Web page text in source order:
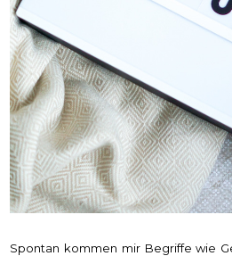
Spontan kommen mir Begriffe wie